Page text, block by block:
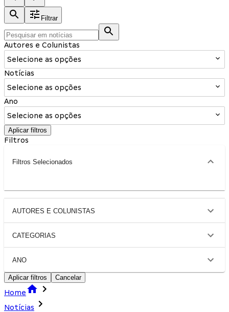
Filtrar
Autores e Colunistas
Selecione as opções
Notícias
Selecione as opções
Ano
Selecione as opções
Aplicar filtros
Filtros
Filtros Selecionados
AUTORES E COLUNISTAS
CATEGORIAS
ANO
Aplicar filtros Cancelar
Home
Notícias